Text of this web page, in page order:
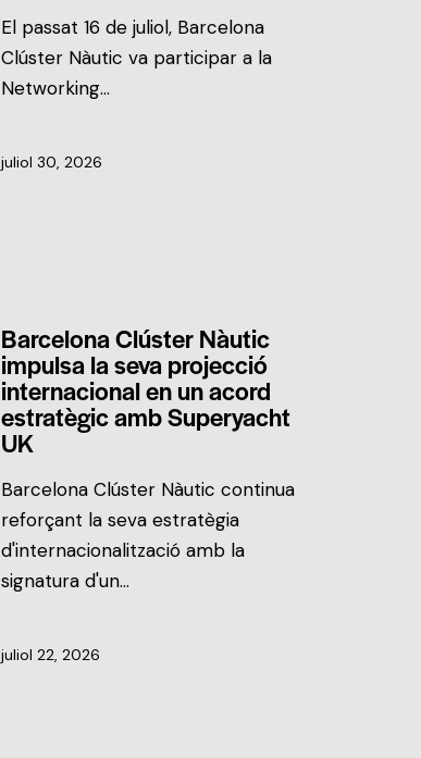
El passat 16 de juliol, Barcelona
Clúster Nàutic va participar a la
Networking…
juliol 30, 2026
Barcelona Clúster Nàutic
impulsa la seva projecció
internacional en un acord
estratègic amb Superyacht
UK
Barcelona Clúster Nàutic continua
reforçant la seva estratègia
d'internacionalització amb la
signatura d'un…
juliol 22, 2026